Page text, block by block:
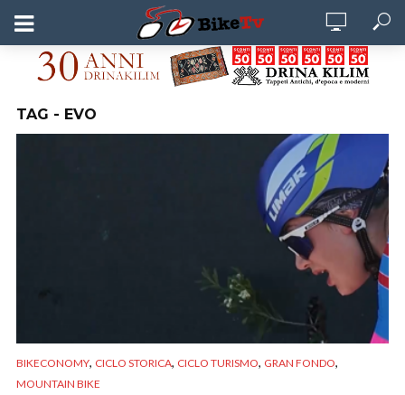
TAG - EVO
BIKECONOMY, CICLO STORICA, CICLO TURISMO, GRAN FONDO,
MOUNTAIN BIKE